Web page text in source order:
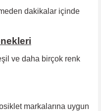
dakikalar içinde
ve daha birçok renk
markalarına uygun